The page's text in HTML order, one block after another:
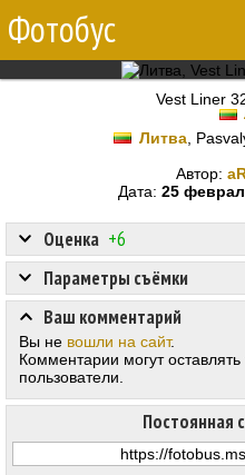
Фотобус
Vest Liner
Литва ,
Автор:
Дата: 25
Оценка +6
Постоянная
Параметры съёмки
Ваш комментарий
Вы не вошли на сайт.
Комментарии могут
пользователи.